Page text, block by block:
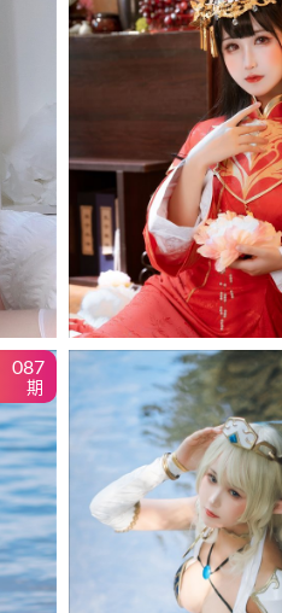
087
期